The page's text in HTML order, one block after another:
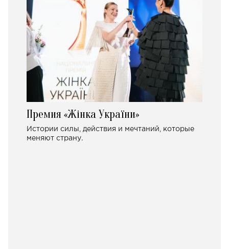
Премия «Жінка України»
Истории силы, действия и мечтаний, которые
меняют страну.